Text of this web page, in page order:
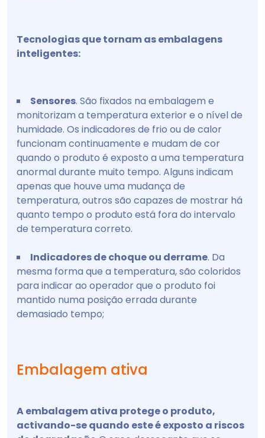
Tecnologias que tornam as embalagens
inteligentes:
Sensores. São fixados na embalagem e
monitorizam a temperatura exterior e o nível de
humidade. Os indicadores de frio ou de calor
funcionam continuamente e mudam de cor
quando o produto é exposto a uma temperatura
anormal durante muito tempo. Alguns indicam
apenas que houve uma mudança de
temperatura, outros são capazes de mostrar há
quanto tempo o produto está fora do intervalo
de temperatura correto.
Indicadores de choque ou derrame. Da
mesma forma que a temperatura, são coloridos
para indicar ao operador que o produto foi
mantido numa posição errada durante
demasiado tempo;
Embalagem ativa
A embalagem ativa protege o produto,
activando-se quando este é exposto a riscos